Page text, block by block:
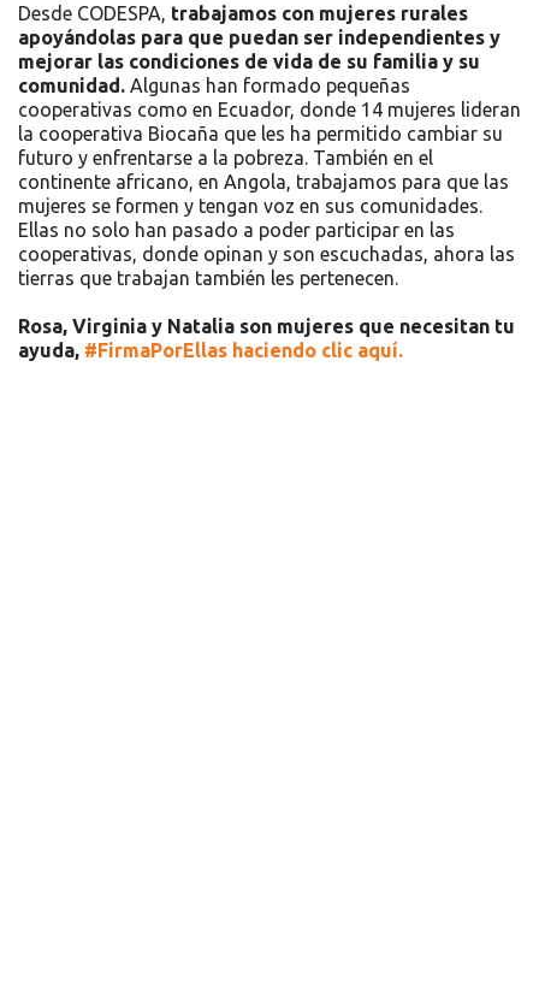
Desde CODESPA, trabajamos con mujeres rurales
apoyándolas para que puedan ser independientes y
mejorar las condiciones de vida de su familia y su
comunidad. Algunas han formado pequeñas
cooperativas como en Ecuador, donde 14 mujeres lideran
la cooperativa Biocaña que les ha permitido cambiar su
futuro y enfrentarse a la pobreza. También en el
continente africano, en Angola, trabajamos para que las
mujeres se formen y tengan voz en sus comunidades.
Ellas no solo han pasado a poder participar en las
cooperativas, donde opinan y son escuchadas, ahora las
tierras que trabajan también les pertenecen.
Rosa, Virginia y Natalia son mujeres que necesitan tu
ayuda, #FirmaPorEllas haciendo clic aquí.